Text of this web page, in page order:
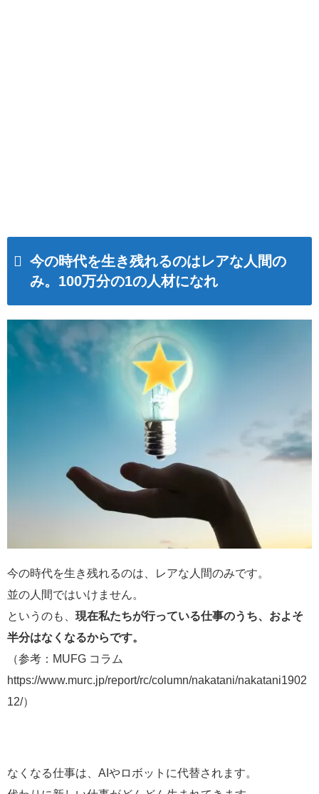
今の時代を生き残れるのはレアな人間の
み。100万分の1の人材になれ
今の時代を生き残れるのは、レアな人間のみです。
並の人間ではいけません。
というのも、 現在私たちが行っている仕事のうち、およそ
半分はなくなるからです。
（参考：MUFG コラム
https://www.murc.jp/report/rc/column/nakatani/nakatani1902
12/）
なくなる仕事は、AIやロボットに代替されます。